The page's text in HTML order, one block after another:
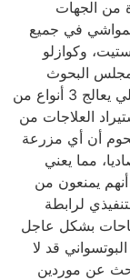
من الجهات
في جميع
وكوازلو
مجلس البحوث
الزراعية أوشك على الانتهاء من إنتاج لقاح محلي يعالج 3 أنواع من
العلاجات من
أن أي مزرعة
مما يعني
يمنعون من
لرابطة
بشكل عاجل
قد لا
عن موردين